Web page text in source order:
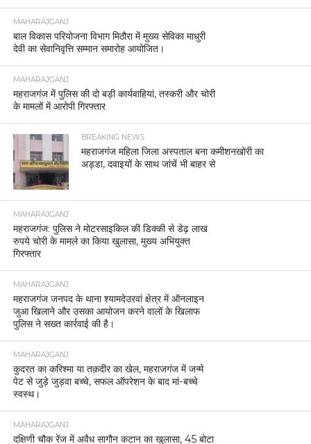
MAHARAJGANJ
बाल विकास परियोजना विभाग मिठौरा में मुख्य सेविका माधुरी
देवी का सेवानिवृत्ति सम्मान समारोह आयोजित।
MAHARAJGANJ
महराजगंज में पुलिस की दो बड़ी कार्यवाहियां, तस्करी और चोरी
के मामलों में आरोपी गिरफ्तार
BREAKING NEWS
महराजगंज महिला जिला अस्पताल बना कमीशनखोरी का
अड्डा, दवाइयों के साथ जांचें भी बाहर से
MAHARAJGANJ
महराजगंज: पुलिस ने मोटरसाइकिल की डिक्की से डेढ़ लाख
रुपये चोरी के मामले का किया खुलासा, मुख्य अभियुक्त
गिरफ्तार
MAHARAJGANJ
महराजगंज जनपद के थाना श्यामदेउरवां क्षेत्र में ऑनलाइन
जुआ खिलाने और उसका आयोजन करने वालों के खिलाफ
पुलिस ने सख्त कार्रवाई की है।
MAHARAJGANJ
कुदरत का करिश्मा या तक़दीर का खेल, महराजगंज में जन्मे
पेट से जुड़े जुड़वा बच्चे, सफल ऑपरेशन के बाद मां-बच्चे
स्वस्थ।
MAHARAJGANJ
दक्षिणी चौक रेंज में अवैध सागौन कटान का खुलासा, 45 बोटा